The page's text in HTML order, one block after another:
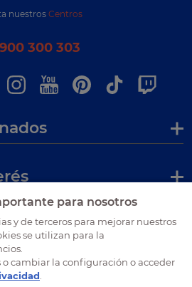
nuestrosCentros
900 300 303
para nosotros
y de terceros para mejorar nuestros
se utilizan para la
o cambiar la configuración o acceder